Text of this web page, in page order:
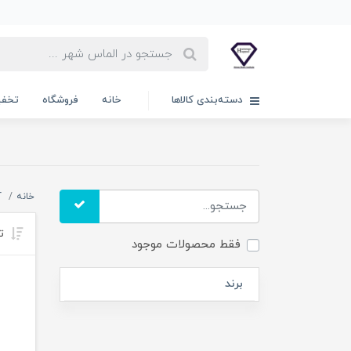
دسته‌بندی کالاها خانه فروشگاه
فقط محصولات موجود
برند
خانه